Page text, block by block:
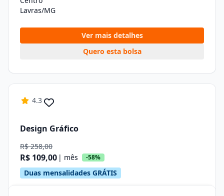
Lavras/MG
Ver mais detalhes
Quero esta bolsa
4.3
Design Gráfico
R$ 258,00
R$ 109,00 | mês -58%
Duas mensalidades GRÁTIS